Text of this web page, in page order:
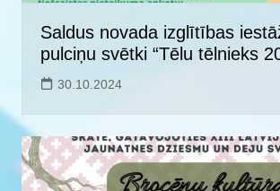
Saldus novada izglītības
pulciņu svētki “Tēlu tēlnieks
30.10.2024